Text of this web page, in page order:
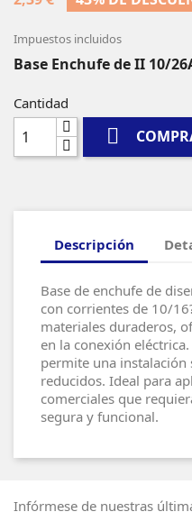
Impuestos incluidos
Base Enchufe de II 10/
Cantidad

Descripción
Base de enchufe de
con corrientes de 10/
materiales duraderos,
en la conexión
permite una instalación
reducidos. Ideal para
comerciales que
segura y funcional.
Infórmese de nuestras